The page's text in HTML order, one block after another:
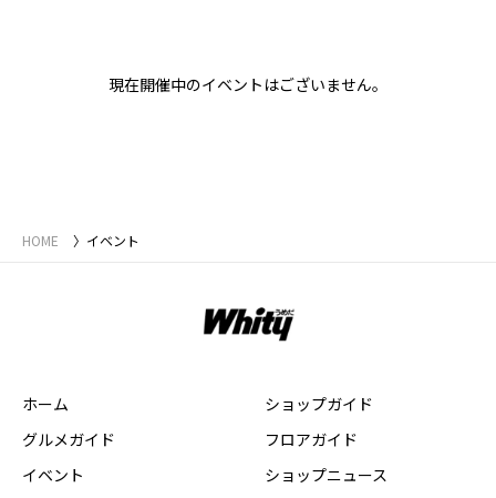
現在開催中のイベントはございません。
HOME イベント
ホーム
グルメガイド
イベント
ショップガイド
フロアガイド
ショップニュース